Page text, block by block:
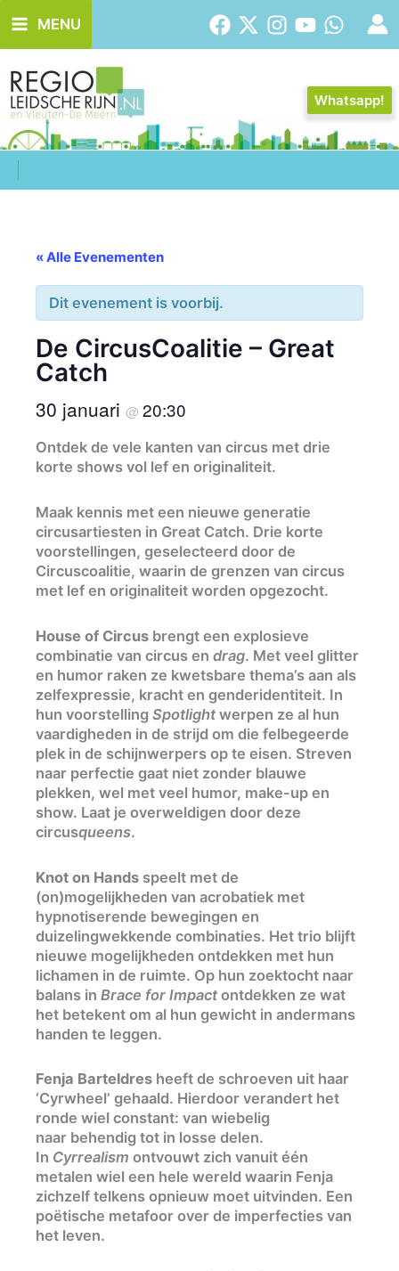
naar
de
inhoud
MENU
Whatsapp!
« Alle Evenementen
Dit evenement is voorbij.
De CircusCoalitie – Great
Catch
30 januari @ 20:30
Ontdek de vele kanten van circus met drie
korte shows vol lef en originaliteit.
Maak kennis met een nieuwe generatie
circusartiesten in Great Catch. Drie korte
voorstellingen, geselecteerd door de
Circuscoalitie, waarin de grenzen van circus
met lef en originaliteit worden opgezocht.
House of Circus brengt een explosieve
combinatie van circus en drag. Met veel glitter
en humor raken ze kwetsbare thema’s aan als
zelfexpressie, kracht en genderidentiteit. In
hun voorstelling Spotlightwerpen ze al hun
vaardigheden in de strijd om die felbegeerde
plek in de schijnwerpers op te eisen. Streven
naar perfectie gaat niet zonder blauwe
plekken, wel met veel humor, make-up en
show. Laat je overweldigen door deze
circusqueens.
Knot on Hands speelt met de
(on)mogelijkheden van acrobatiek met
hypnotiserende bewegingen en
duizelingwekkende combinaties. Het trio blijft
nieuwe mogelijkheden ontdekken met hun
lichamen in de ruimte. Op hun zoektocht naar
balans in Brace for Impactontdekken ze wat
het betekent om al hun gewicht in andermans
handen te leggen.
Fenja Barteldres heeft de schroeven uit haar
‘Cyrwheel’ gehaald. Hierdoor verandert het
ronde wiel constant: van wiebelig
naar behendig tot in losse delen.
In Cyrrealism ontvouwt zich vanuit één
metalen wiel een hele wereld waarin Fenja
zichzelf telkens opnieuw moet uitvinden. Een
poëtische metafoor over de imperfecties van
het leven.